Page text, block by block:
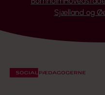
Sjælland og